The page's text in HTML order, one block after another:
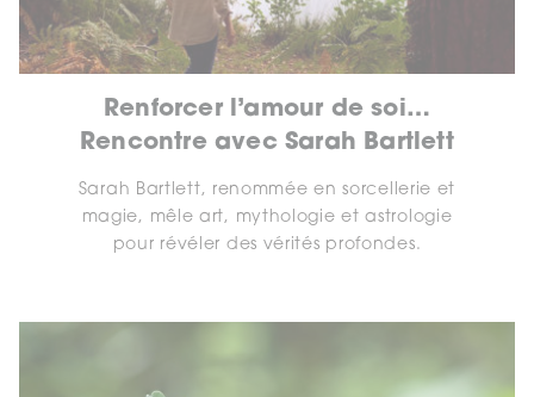
Renforcer l’amour de soi…
Rencontre avec Sarah Bartlett
Sarah Bartlett, renommée en sorcellerie et
magie, mêle art, mythologie et astrologie
pour révéler des vérités profondes.